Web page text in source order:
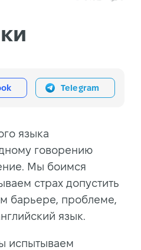
Telegram
языка
говорению
Мы боимся
страх допустить
барьере, проблеме,
язык.
испытываем